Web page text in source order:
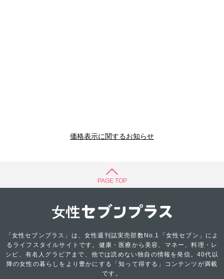
価格表示に関するお知らせ
PAGE TOP
「女性セブンプラス」は、女性週刊誌実売部数No.1「女性セブン」によ
るライフスタイルサイトです。健康・医療から美容、マネー、料理・レ
シピ、有名人グラビアまで、他では読めない独自の情報を発信。40代以
降の女性の暮らしをより豊かにする「知って得する」コンテンツが満載
です。